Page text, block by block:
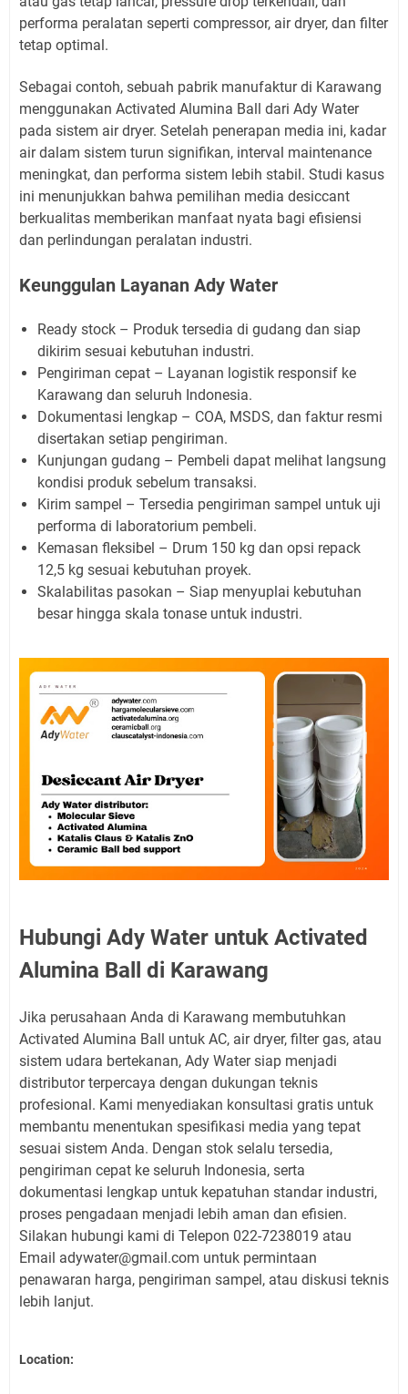
performa peralatan seperti compressor, air dryer, dan filter
tetap optimal.
Sebagai contoh, sebuah pabrik manufaktur di Karawang
menggunakan Activated Alumina Ball dari Ady Water
pada sistem air dryer. Setelah penerapan media ini, kadar
air dalam sistem turun signifikan, interval maintenance
meningkat, dan performa sistem lebih stabil. Studi kasus
ini menunjukkan bahwa pemilihan media desiccant
berkualitas memberikan manfaat nyata bagi efisiensi
dan perlindungan peralatan industri.
Keunggulan Layanan Ady Water
Ready stock – Produk tersedia di gudang dan siap
dikirim sesuai kebutuhan industri.
Pengiriman cepat – Layanan logistik responsif ke
Karawang dan seluruh Indonesia.
Dokumentasi lengkap – COA, MSDS, dan faktur resmi
disertakan setiap pengiriman.
Kunjungan gudang – Pembeli dapat melihat langsung
kondisi produk sebelum transaksi.
Kirim sampel – Tersedia pengiriman sampel untuk uji
performa di laboratorium pembeli.
Kemasan fleksibel – Drum 150 kg dan opsi repack
12,5 kg sesuai kebutuhan proyek.
Skalabilitas pasokan – Siap menyuplai kebutuhan
besar hingga skala tonase untuk industri.
Hubungi Ady Water untuk Activated
Alumina Ball di Karawang
Jika perusahaan Anda di Karawang membutuhkan
Activated Alumina Ball untuk AC, air dryer, filter gas, atau
sistem udara bertekanan, Ady Water siap menjadi
distributor terpercaya dengan dukungan teknis
profesional. Kami menyediakan konsultasi gratis untuk
membantu menentukan spesifikasi media yang tepat
sesuai sistem Anda. Dengan stok selalu tersedia,
pengiriman cepat ke seluruh Indonesia, serta
dokumentasi lengkap untuk kepatuhan standar industri,
proses pengadaan menjadi lebih aman dan efisien.
Silakan hubungi kami di Telepon 022-7238019 atau
Email adywater@gmail.com untuk permintaan
penawaran harga, pengiriman sampel, atau diskusi teknis
lebih lanjut.
Location: